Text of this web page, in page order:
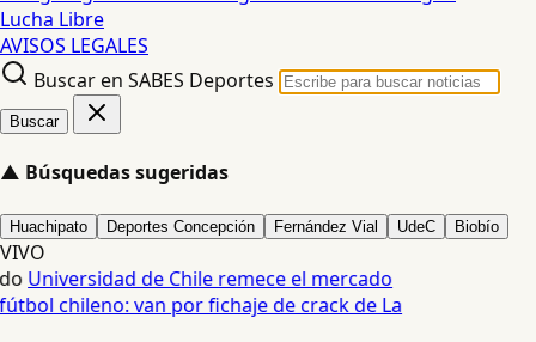
Lucha Libre
AVISOS LEGALES
Buscar en SABES Deportes
Buscar
▲ Búsquedas sugeridas
Huachipato Deportes Concepción Fernández Vial UdeC Biobío
VIVO
Universidad de Chile remece el mercado
chileno: van por fichaje de crack de La